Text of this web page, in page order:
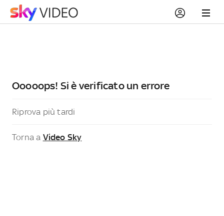
Ooooops! Si è verificato un errore
Riprova più tardi
Torna a Video Sky